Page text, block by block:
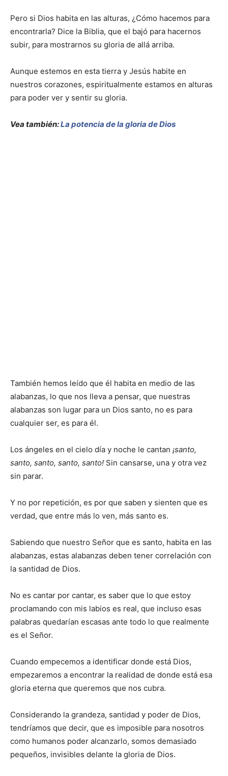
Pero si Dios habita en las alturas, ¿Cómo hacemos para
encontrarla? Dice la Biblia, que el bajó para hacernos
subir, para mostrarnos su gloria de allá arriba.
Aunque estemos en esta tierra y Jesús habite en
nuestros corazones, espiritualmente estamos en alturas
para poder ver y sentir su gloria.
Vea también:La potencia de la gloria de Dios
También hemos leído que él habita en medio de las
alabanzas, lo que nos lleva a pensar, que nuestras
alabanzas son lugar para un Dios santo, no es para
cualquier ser, es para él.
Los ángeles en el cielo día y noche le cantan ¡santo,
santo, santo, santo, santo! Sin cansarse, una y otra vez
sin parar.
Y no por repetición, es por que saben y sienten que es
verdad, que entre más lo ven, más santo es.
Sabiendo que nuestro Señor que es santo, habita en las
alabanzas, estas alabanzas deben tener correlación con
la santidad de Dios.
No es cantar por cantar, es saber que lo que estoy
proclamando con mis labios es real, que incluso esas
palabras quedarían escasas ante todo lo que realmente
es el Señor.
Cuando empecemos a identificar donde está Dios,
empezaremos a encontrar la realidad de donde está esa
gloria eterna que queremos que nos cubra.
Considerando la grandeza, santidad y poder de Dios,
tendríamos que decir, que es imposible para nosotros
como humanos poder alcanzarlo, somos demasiado
pequeños, invisibles delante la gloria de Dios.